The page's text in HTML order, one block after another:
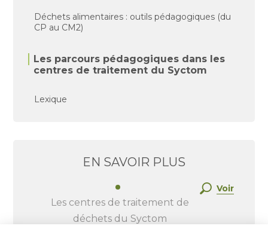
Déchets alimentaires : outils pédagogiques (du
CP au CM2)
Les parcours pédagogiques dans les
centres de traitement du Syctom
Lexique
EN SAVOIR PLUS
Voir
Les centres de traitement de
déchets du Syctom